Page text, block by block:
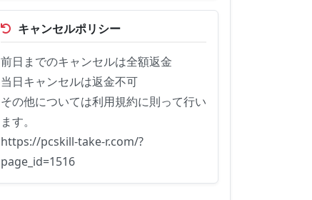
キャンセルポリシー
前日までのキャンセルは全額返金
当日キャンセルは返金不可
その他については利用規約に則って行い
ます。
https://pcskill-take-r.com/?
page_id=1516